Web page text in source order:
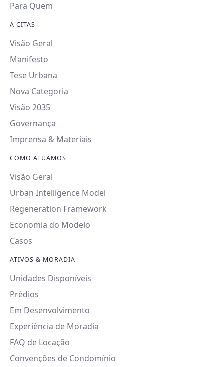
Para Quem
A CITAS
Visão Geral
Manifesto
Tese Urbana
Nova Categoria
Visão 2035
Governança
Imprensa & Materiais
COMO ATUAMOS
Visão Geral
Urban Intelligence Model
Regeneration Framework
Economia do Modelo
Casos
ATIVOS & MORADIA
Unidades Disponíveis
Prédios
Em Desenvolvimento
Experiência de Moradia
FAQ de Locação
Convenções de Condomínio